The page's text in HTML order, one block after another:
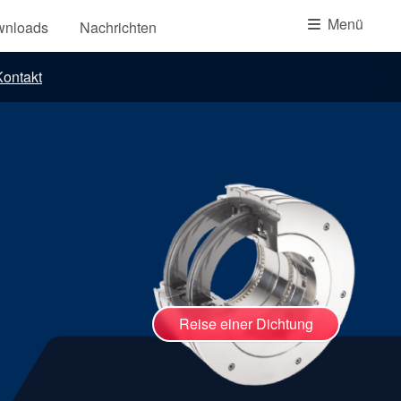
Nachrichten Menü
Reise einer Dichtung